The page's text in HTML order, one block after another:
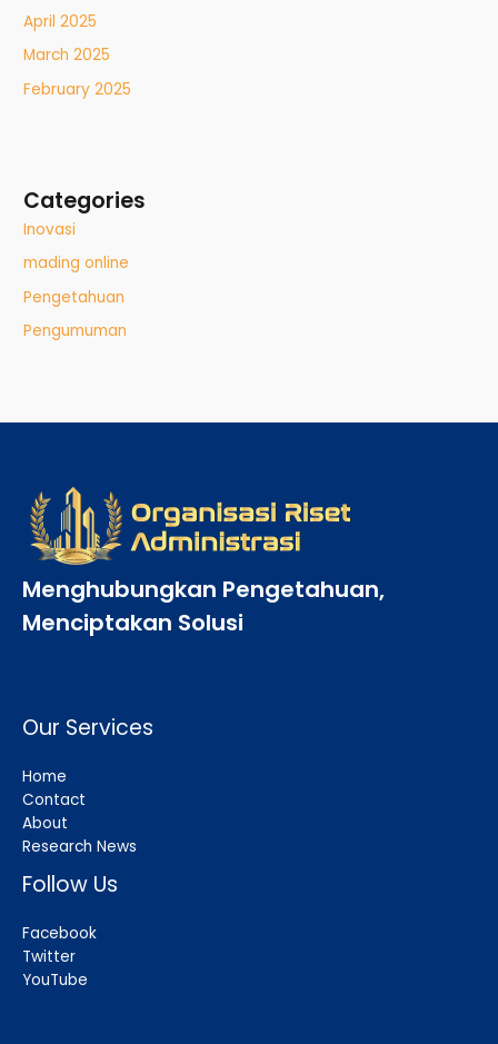
April 2025
March 2025
February 2025
Categories
Inovasi
mading online
Pengetahuan
Pengumuman
Menghubungkan Pengetahuan,
Menciptakan Solusi
Our Services
Home
Contact
About
Research News
Follow Us
Facebook
Twitter
YouTube